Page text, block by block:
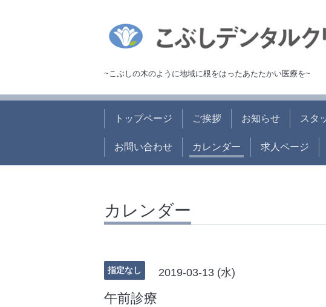
~こぶしの木のように地域に根をはったあたたかい医療を~
トップページ ご挨拶 お知らせ スタ
お問い合わせ カレンダー 求人ページ
カレンダー
指定なし 2019-03-13 (水)
午前診療